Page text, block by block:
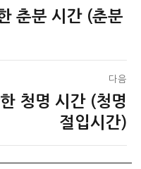
춘분 시간 (춘분
다음
청명 시간 (청명
절입시간)